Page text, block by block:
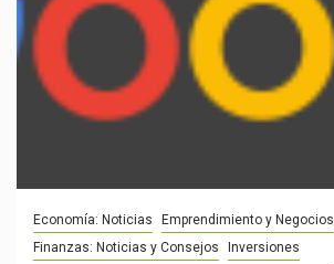
Economía: Noticias
Emprendimiento y Negocios
Finanzas: Noticias y Consejos
Inversiones